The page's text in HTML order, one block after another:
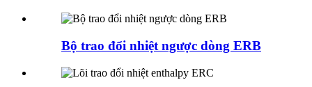
Bộ trao đổi nhiệt ngược dòng ERB